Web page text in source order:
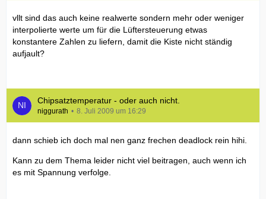
vllt sind das auch keine realwerte sondern mehr oder weniger
interpolierte werte um für die Lüftersteuerung etwas
konstantere Zahlen zu liefern, damit die Kiste nicht ständig
aufjault?
Chipsatztemperatur - oder auch nicht.
niggurath 8. Juli 2009 um 16:29
dann schieb ich doch mal nen ganz frechen deadlock rein hihi.
Kann zu dem Thema leider nicht viel beitragen, auch wenn ich
es mit Spannung verfolge.